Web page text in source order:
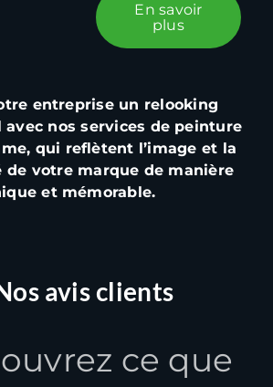
En savoir
plus
entreprise un relooking
avec nos services de peinture
qui reflètent l’image et la
de votre marque de manière
et mémorable.
avis clients
ce que